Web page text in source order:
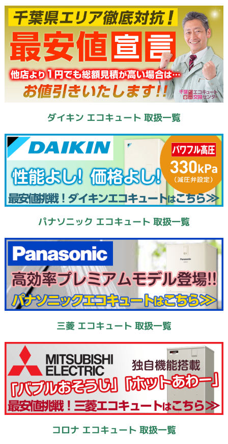
ダイキン エコキュート 取扱一覧
パナソニック エコキュート 取扱一覧
三菱 エコキュート 取扱一覧
コロナ エコキュート 取扱一覧